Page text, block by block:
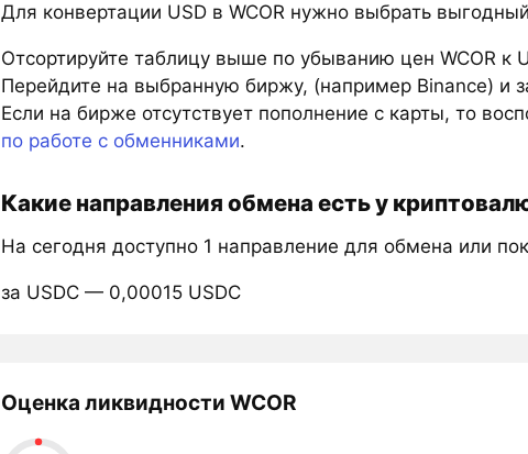
Для конвертации USD в WCOR нужно выбрать
Отсортируйте таблицу выше по убыванию цен WCOR к
Перейдите на выбранную биржу, (например Binance) и
Если на бирже отсутствует пополнение с карты, то
по работе с обменниками.
Какие направления обмена есть у
На сегодня доступно 1 направление для обмена или
за USDC — 0,00015 USDC
Оценка ликвидности WCOR